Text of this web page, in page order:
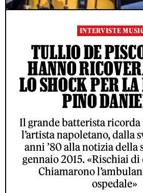
INTERVISTE
TULLIO DE
HANNO
LO SHOCK PER
PINO
Il grande batterista
l’artista napoletano, dalla
anni ’80 alla notizia della
gennaio 2015. «Rischiai di
Chiamarono
ospedale»